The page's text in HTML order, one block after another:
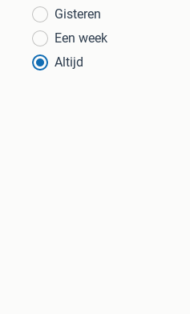
Gisteren
Een week
Altijd